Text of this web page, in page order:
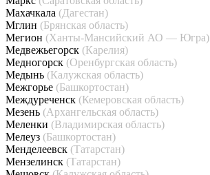
Махачкала (Дагестан)
Мглин (Брянская область)
Мегион (Ханты-Мансийский АО — Югра)
Медвежьегорск (Карелия)
Медногорск (Оренбургская область)
Медынь (Калужская область)
Межгорье (Башкортостан)
Междуреченск (Кемеровская область)
Мезень (Архангельская область)
Меленки (Владимирская область)
Мелеуз (Башкортостан)
Менделеевск (Татарстан)
Мензелинск (Татарстан)